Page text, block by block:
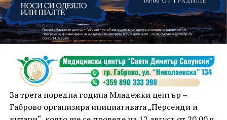
На 13 август организаторите са предвидили
занимания и за здрав дух, и за здраво тяло.
Инструкторката по пилатес и йога Йоанна Петрова
от FitLab ще се погрижи за добрия тонус с групова
тренировка от 19.00 ч., а след това ще има мозъчна
атака с куиз вечер за обща култура. Вечерта ще
приключи с прожекция на новия български
комедиен филм „Брънч за начинаещи“ – в парка,
под звездното дряновско небе.
За трета поредна година Младежки център –
Габрово организира инициативата „Персеиди и